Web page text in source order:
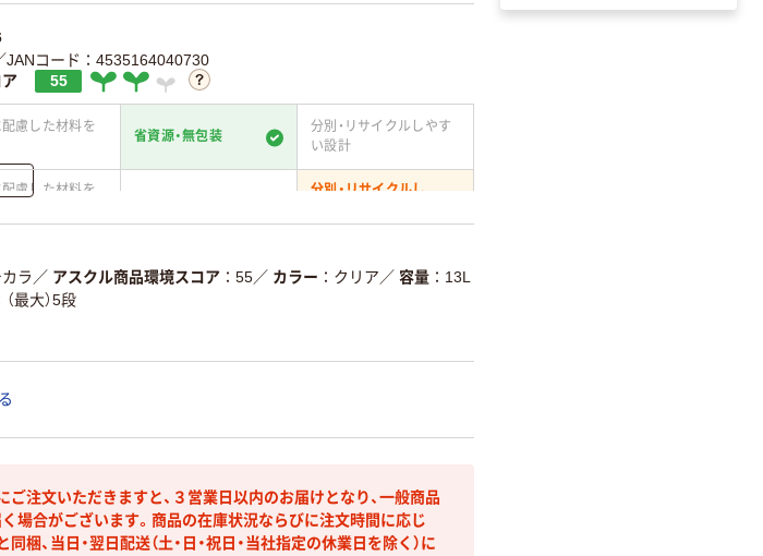
JANコード：4535164040730
55
慮した材料を
省資源・無包装
分別・リサイクルしやす
い設計
慮した材料を
分別・リサイクルし
いる
ントです。詳しくはページ下部の商品詳細「
ラ ／ アスクル商品環境スコア 55／ カラー クリア ／ 容量
13L
（最大）5段
ご注文いただきますと、３営業日以内のお届けとなり、一般商品
場合がございます。商品の在庫状況ならびに注文時間に応じ
同梱、当日・翌日配送（土・日・祝日・当社指定の休業日を除く）に